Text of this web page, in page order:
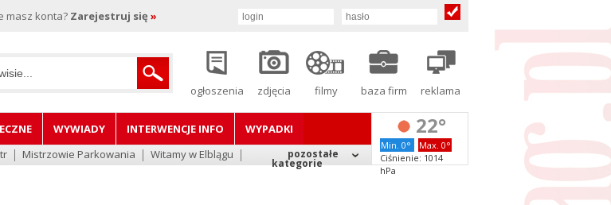
masz konta? Zarejestruj się »
ogłoszenia zdjęcia filmy baza firm reklama
WYWIADY INTERWENCJE INFO
WYPADKI
Mistrzowie Parkowania Witamy w Elblągu pozostałe
kategorie
22°
Min. 0°
Max. 0°
Ciśnienie: 1014
hPa